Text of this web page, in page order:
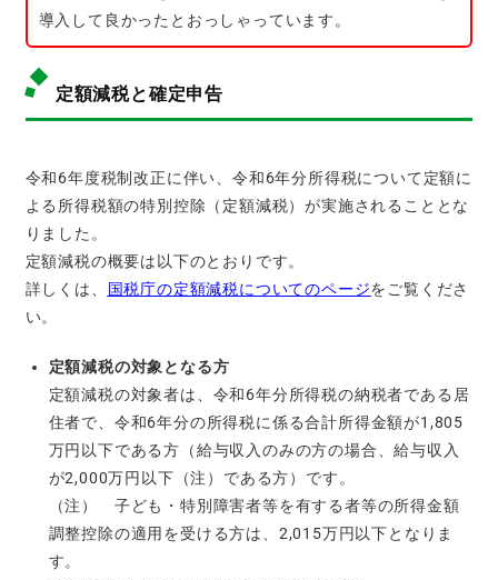
導入して良かったとおっしゃっています。
定額減税と確定申告
令和6年度税制改正に伴い、令和6年分所得税について定額に
よる所得税額の特別控除（定額減税）が実施されることとな
りました。
定額減税の概要は以下のとおりです。
詳しくは、 国税庁の定額減税についてのページをご覧くださ
い。
定額減税の対象となる方
定額減税の対象者は、令和6年分所得税の納税者である居
住者で、令和6年分の所得税に係る合計所得金額が1,805
万円以下である方（給与収入のみの方の場合、給与収入
が2,000万円以下（注）である方）です。
（注） 子ども・特別障害者等を有する者等の所得金額
調整控除の適用を受ける方は、2,015万円以下となりま
す。